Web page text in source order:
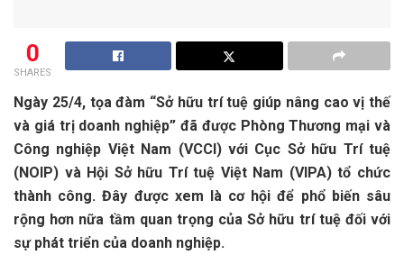
0
SHARES
Ngày 25/4, tọa đàm “Sở hữu trí tuệ giúp nâng cao vị thế
và giá trị doanh nghiệp” đã được Phòng Thương mại và
Công nghiệp Việt Nam (VCCI) với Cục Sở hữu Trí tuệ
(NOIP) và Hội Sở hữu Trí tuệ Việt Nam (VIPA) tổ chức
thành công. Đây được xem là cơ hội để phổ biến sâu
rộng hơn nữa tầm quan trọng của Sở hữu trí tuệ đối với
sự phát triển của doanh nghiệp.